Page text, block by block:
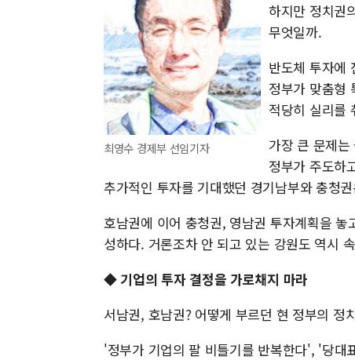
최영수 경제부 선임기자
하지만 정치권
무엇일까.
반도체 투자에
정부가 맞춤형
적당히 실리를
가장 큰 문제
정부가 주도하
추가적인 투자를 기대했던 경기남부와 충청
호남권에 이어 충청권, 영남권 투자계획을
성하다. 거론조차 안 되고 있는 강원도 역시
◆ 기업의 투자 결정을 가로채지 마라
서남권, 호남권? 어떻게 부르던 현 정부의 정
'정부가 기업의 팔 비틀기를 반복한다', '당대